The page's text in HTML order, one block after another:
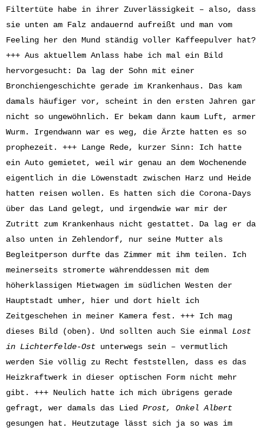
Filtertüte habe in ihrer Zuverlässigkeit – also, dass
sie unten am Falz andauernd aufreißt und man vom
Feeling her den Mund ständig voller Kaffeepulver hat?
+++ Aus aktuellem Anlass habe ich mal ein Bild
hervorgesucht: Da lag der Sohn mit einer
Bronchiengeschichte gerade im Krankenhaus. Das kam
damals häufiger vor, scheint in den ersten Jahren gar
nicht so ungewöhnlich. Er bekam dann kaum Luft, armer
Wurm. Irgendwann war es weg, die Ärzte hatten es so
prophezeit. +++ Lange Rede, kurzer Sinn: Ich hatte
ein Auto gemietet, weil wir genau an dem Wochenende
eigentlich in die Löwenstadt zwischen Harz und Heide
hatten reisen wollen. Es hatten sich die Corona-Days
über das Land gelegt, und irgendwie war mir der
Zutritt zum Krankenhaus nicht gestattet. Da lag er da
also unten in Zehlendorf, nur seine Mutter als
Begleitperson durfte das Zimmer mit ihm teilen. Ich
meinerseits stromerte währenddessen mit dem
höherklassigen Mietwagen im südlichen Westen der
Hauptstadt umher, hier und dort hielt ich
Zeitgeschehen in meiner Kamera fest. +++ Ich mag
dieses Bild (oben). Und sollten auch Sie einmal Lost
in Lichterfelde-Ost unterwegs sein – vermutlich
werden Sie völlig zu Recht feststellen, dass es das
Heizkraftwerk in dieser optischen Form nicht mehr
gibt. +++ Neulich hatte ich mich übrigens gerade
gefragt, wer damals das Lied Prost, Onkel Albert
gesungen hat. Heutzutage lässt sich ja so was im